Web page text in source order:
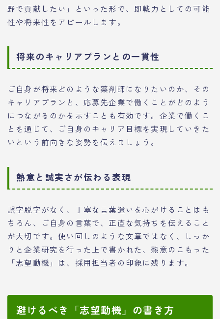
野で貢献したい」といった形で、即戦力としての可能
性や将来性をアピールします。
将来のキャリアプランとの一貫性
ご自身が将来どのような薬剤師になりたいのか、その
キャリアプランと、応募先企業で働くことがどのよう
につながるのかを示すことも有効です。企業で働くこ
とを通じて、ご自身のキャリア目標を実現していきた
いという前向きな姿勢を伝えましょう。
熱意と誠実さが伝わる表現
誤字脱字がなく、丁寧な言葉遣いを心がけることはも
ちろん、ご自身の言葉で、正直な気持ちを伝えること
が大切です。使い回しのような文章ではなく、しっか
りと企業研究を行った上で書かれた、熱意のこもった
「志望動機」は、採用担当者の印象に残ります。
避けるべき「志望動機」の書き方